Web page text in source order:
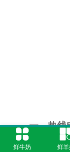
一、热线
鲜牛奶 鲜羊